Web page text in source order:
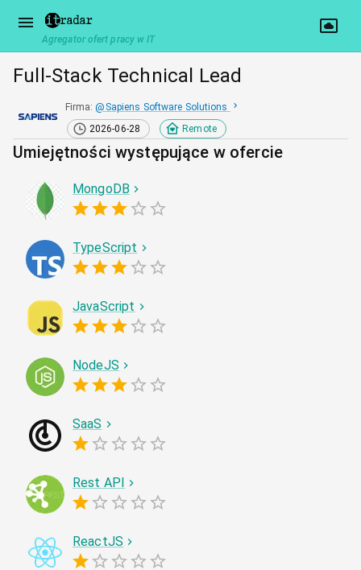
Agregator ofert pracy w IT
Full‑Stack Technical Lead
Firma: @ Sapiens Software Solutions
2026-06-28
Remote
Umiejętności występujące w ofercie
MongoDB
TypeScript
JavaScript
NodeJS
SaaS
Rest API
ReactJS